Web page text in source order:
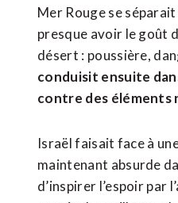
Mer Rouge se
presque avoir le goût
désert : poussière,
conduisit ensuite
contre des éléments
Israël faisait face à
maintenant absurde
d’inspirer l’espoir par